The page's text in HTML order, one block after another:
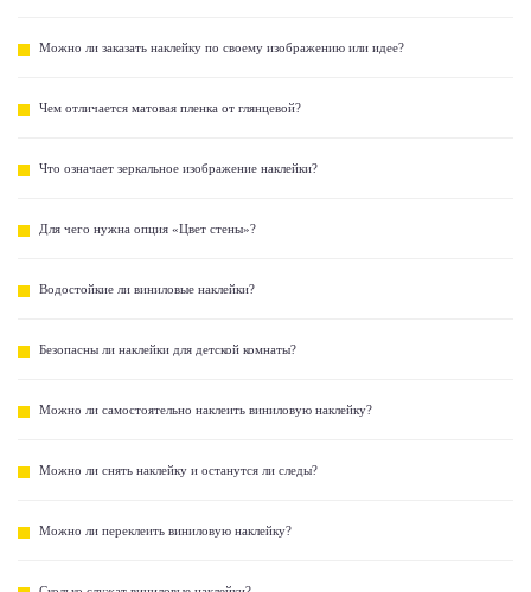
Можно ли заказать наклейку по своему изображению или идее?
Чем отличается матовая пленка от глянцевой?
Что означает зеркальное изображение наклейки?
Для чего нужна опция «Цвет стены»?
Водостойкие ли виниловые наклейки?
Безопасны ли наклейки для детской комнаты?
Можно ли самостоятельно наклеить виниловую наклейку?
Можно ли снять наклейку и останутся ли следы?
Можно ли переклеить виниловую наклейку?